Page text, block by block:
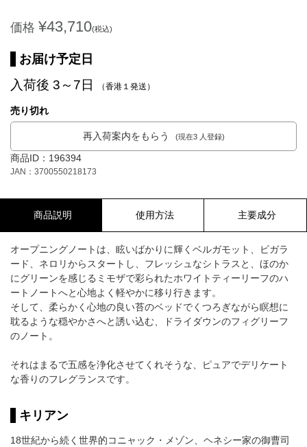
価格 ¥43,710(税込)
お届け予定日
入荷後 3～7日 （香港１発送）
売り切れ
再入荷案内をもらう (現在3 人登録)
商品ID：196394
JAN：3700550218173
商品説明 使用方法 主要成分
オープニングノートは、眩いばかりに輝くベルガモット、ビガラ
ード、ネロリからスタートし、フレッシュなシトラスと、ほのか
にグリーンを感じるミモザで彩られたホワイトティーリーフのハ
ートノートへと心地よく軽やかに移り行きます。
そして、柔らかく心地の良い苔のベッドでくつろぎながら瞑想に
耽るような穏やかさへと誘い込む、ドライダウンのフィグリーフ
のノート。
それはまるで五感を浄化させてくれそうな、ピュアでデリケート
な香りのフレグランスです。
キリアン
18世紀から続く世界的コニャック・メゾン、ヘネシー家の御曹司